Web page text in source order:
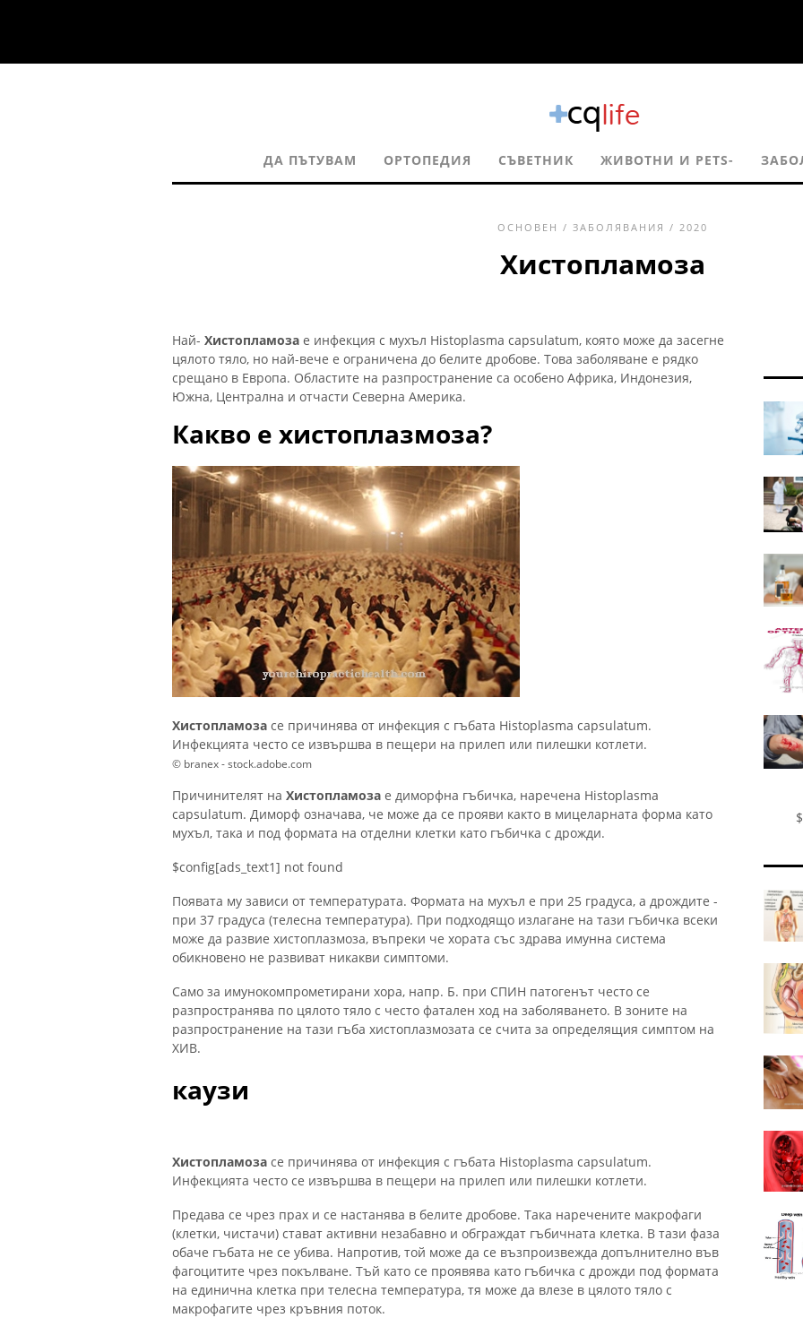
ДА ПЪТУВАМ ОРТОПЕДИЯ СЪВЕТНИК ЖИВОТНИ И PETS-
ОСНОВЕН / ЗАБОЛЯВАНИЯ / 2020
Хистопламоза
Най- Хистопламоза е инфекция с мухъл Histoplasma capsulatum, която може да засегне
цялото тяло, но най-вече е ограничена до белите дробове. Това заболяване е рядко
срещано в Европа. Областите на разпространение са особено Африка, Индонезия,
Южна, Централна и отчасти Северна Америка.
Какво е хистоплазмоза?
Хистопламоза се причинява от инфекция с гъбата Histoplasma capsulatum.
Инфекцията често се извършва в пещери на прилеп или пилешки котлети.
© branex - stock.adobe.com
Причинителят на Хистопламоза е диморфна гъбичка, наречена Histoplasma
capsulatum. Диморф означава, че може да се прояви както в мицеларната форма като
мухъл, така и под формата на отделни клетки като гъбичка с дрожди.
$config[ads_text1] not found
Появата му зависи от температурата. Формата на мухъл е при 25 градуса, а дрождите -
при 37 градуса (телесна температура). При подходящо излагане на тази гъбичка всеки
може да развие хистоплазмоза, въпреки че хората със здрава имунна система
обикновено не развиват никакви симптоми.
Само за имунокомпрометирани хора, напр. Б. при СПИН патогенът често се
разпространява по цялото тяло с често фатален ход на заболяването. В зоните на
разпространение на тази гъба хистоплазмозата се счита за определящия симптом на
ХИВ.
каузи
Хистопламоза се причинява от инфекция с гъбата Histoplasma capsulatum.
Инфекцията често се извършва в пещери на прилеп или пилешки котлети.
Предава се чрез прах и се настанява в белите дробове. Така наречените макрофаги
(клетки, чистачи) стават активни незабавно и обграждат гъбичната клетка. В тази фаза
обаче гъбата не се убива. Напротив, той може да се възпроизвежда допълнително във
фагоцитите чрез покълване. Тъй като се проявява като гъбичка с дрожди под формата
на единична клетка при телесна температура, тя може да влезе в цялото тяло с
макрофагите чрез кръвния поток.